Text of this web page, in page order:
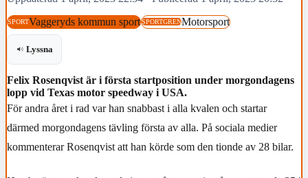
SPORTVaggeryds kommun sportSPORTGRENMotorsport
Lyssna
Felix Rosenqvist är i första startposition under morgondagens
lopp vid Texas motor speedway i USA.
För andra året i rad var han snabbast i alla kvalen och startar
därmed morgondagens tävling första av alla. På sociala medier
kommenterar Rosenqvist att han körde som den tionde av 28 bilar.